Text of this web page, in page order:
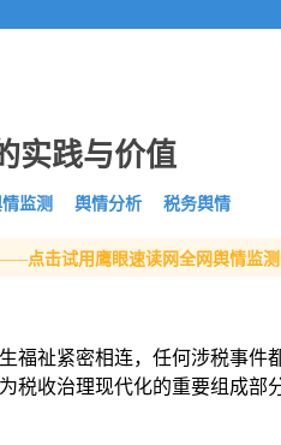
实践与价值
税务舆情
舆情分析
监测
——点击试用鹰眼速读网全网舆情监
福祉紧密相连，任何涉税事件
税收治理现代化的重要组成部